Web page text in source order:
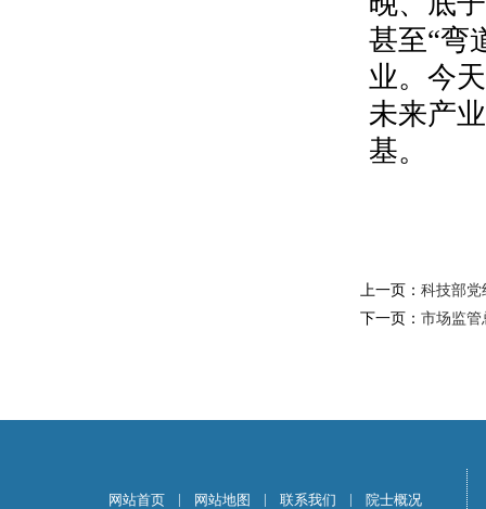
甚至“弯
业。今
未来产
基。
上一页： 科技部党
下一页： 市场监管
网站首页 | 网站地图 | 联系我们 | 院士概况